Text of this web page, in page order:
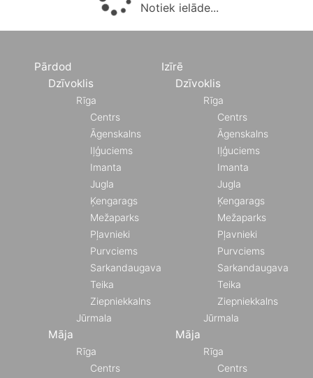
Notiek ielāde...
Pārdod
Dzīvoklis
Rīga
Centrs
Āgenskalns
Iļģuciems
Imanta
Jugla
Ķengarags
Mežaparks
Pļavnieki
Purvciems
Sarkandaugava
Teika
Ziepniekkalns
Jūrmala
Māja
Rīga
Centrs
Izīrē
Dzīvoklis
Rīga
Centrs
Āgenskalns
Iļģuciems
Imanta
Jugla
Ķengarags
Mežaparks
Pļavnieki
Purvciems
Sarkandaugava
Teika
Ziepniekkalns
Jūrmala
Māja
Rīga
Centrs